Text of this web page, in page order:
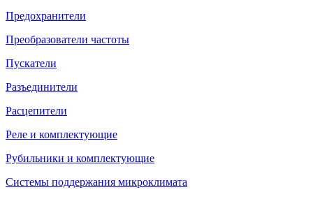
Предохранители
Преобразователи частоты
Пускатели
Разъединители
Расцепители
Реле и комплектующие
Рубильники и комплектующие
Системы поддержания микроклимата